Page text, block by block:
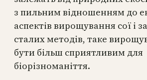
з пильним відношенням до
аспектів вирощування сої і
сталих методів, таке
бути більш сприятливим для
біорізноманіття.